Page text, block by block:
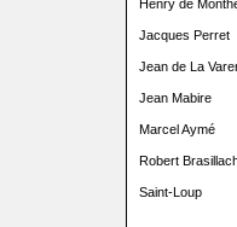
Henry de
Jacques Perret
Jean de La
Jean Mabire
Marcel Aymé
Robert
Saint-Loup